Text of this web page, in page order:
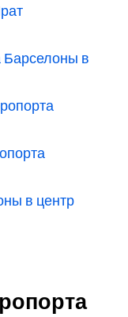
Барселоны в
в центр